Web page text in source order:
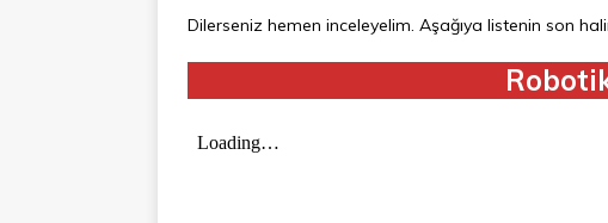
Dilerseniz hemen inceleyelim. Aşağıya listenin son